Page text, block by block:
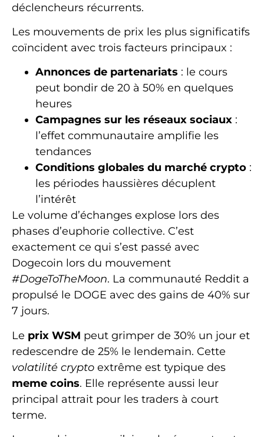
déclencheurs récurrents.
Les mouvements de prix les plus significatifs
coïncident avec trois facteurs principaux :
Annonces de partenariats : le cours
peut bondir de 20 à 50% en quelques
heures
Campagnes sur les réseaux sociaux :
l’effet communautaire amplifie les
tendances
Conditions globales du marché crypto :
les périodes haussières décuplent
l’intérêt
Le volume d’échanges explose lors des
phases d’euphorie collective. C’est
exactement ce qui s’est passé avec
Dogecoin lors du mouvement
#DogeToTheMoon. La communauté Reddit a
propulsé le DOGE avec des gains de 40% sur
7 jours.
Le prix WSM peut grimper de 30% un jour et
redescendre de 25% le lendemain. Cette
volatilité crypto extrême est typique des
meme coins. Elle représente aussi leur
principal attrait pour les traders à court
terme.